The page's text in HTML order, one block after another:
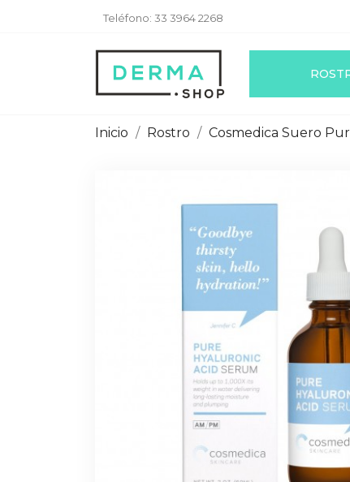
Teléfono: 33 3964 2268
Inicio Rostro Cosmedica Suero